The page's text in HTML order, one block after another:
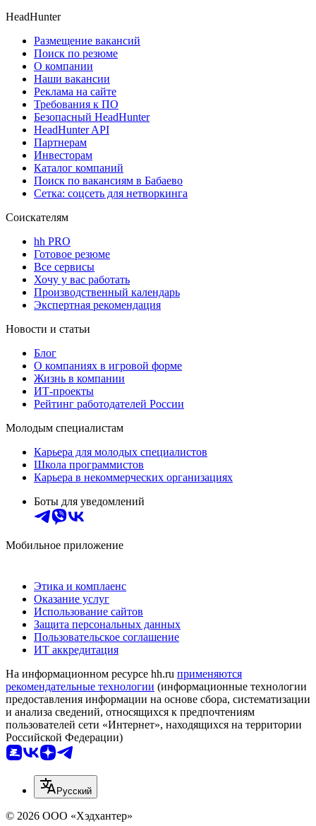
HeadHunter
Размещение вакансий
Поиск по резюме
О компании
Наши вакансии
Реклама на сайте
Требования к ПО
Безопасный HeadHunter
HeadHunter API
Партнерам
Инвесторам
Каталог компаний
Поиск по вакансиям в Бабаево
Сетка: соцсеть для нетворкинга
Соискателям
hh PRO
Готовое резюме
Все сервисы
Хочу у вас работать
Производственный календарь
Экспертная рекомендация
Новости и статьи
Блог
О компаниях в игровой форме
Жизнь в компании
ИТ-проекты
Рейтинг работодателей России
Молодым специалистам
Карьера для молодых специалистов
Школа программистов
Карьера в некоммерческих организациях
Боты для уведомлений
Мобильное приложение
Этика и комплаенс
Оказание услуг
Использование сайтов
Защита персональных данных
Пользовательское соглашение
ИТ аккредитация
На информационном ресурсе hh.ru применяются
рекомендательные технологии (информационные технологии
предоставления информации на основе сбора, систематизации
и анализа сведений, относящихся к предпочтениям
пользователей сети «Интернет», находящихся на территории
Российской Федерации)
Русский
© 2026 ООО «Хэдхантер»